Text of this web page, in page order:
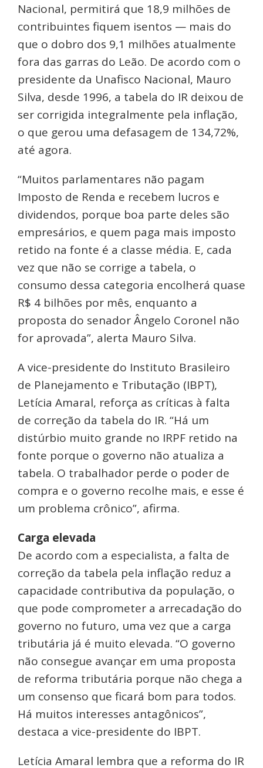
Nacional, permitirá que 18,9 milhões de
contribuintes fiquem isentos — mais do
que o dobro dos 9,1 milhões atualmente
fora das garras do Leão. De acordo com o
presidente da Unafisco Nacional, Mauro
Silva, desde 1996, a tabela do IR deixou de
ser corrigida integralmente pela inflação,
o que gerou uma defasagem de 134,72%,
até agora.
“Muitos parlamentares não pagam
Imposto de Renda e recebem lucros e
dividendos, porque boa parte deles são
empresários, e quem paga mais imposto
retido na fonte é a classe média. E, cada
vez que não se corrige a tabela, o
consumo dessa categoria encolherá quase
R$ 4 bilhões por mês, enquanto a
proposta do senador Ângelo Coronel não
for aprovada”, alerta Mauro Silva.
A vice-presidente do Instituto Brasileiro
de Planejamento e Tributação (IBPT),
Letícia Amaral, reforça as críticas à falta
de correção da tabela do IR. “Há um
distúrbio muito grande no IRPF retido na
fonte porque o governo não atualiza a
tabela. O trabalhador perde o poder de
compra e o governo recolhe mais, e esse é
um problema crônico”, afirma.
Carga elevada
De acordo com a especialista, a falta de
correção da tabela pela inflação reduz a
capacidade contributiva da população, o
que pode comprometer a arrecadação do
governo no futuro, uma vez que a carga
tributária já é muito elevada. “O governo
não consegue avançar em uma proposta
de reforma tributária porque não chega a
um consenso que ficará bom para todos.
Há muitos interesses antagônicos”,
destaca a vice-presidente do IBPT.
Letícia Amaral lembra que a reforma do IR